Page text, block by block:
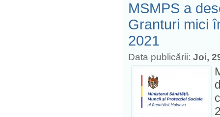
MSMPS a
Granturi mici
2021
Data publicării: Joi,